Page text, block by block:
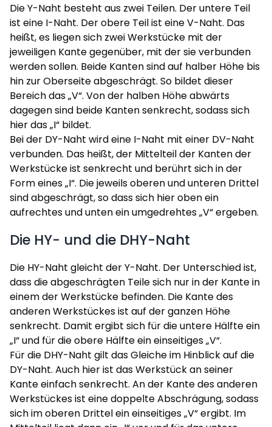
Die Y-Naht besteht aus zwei Teilen. Der untere Teil
ist eine I-Naht. Der obere Teil ist eine V-Naht. Das
heißt, es liegen sich zwei Werkstücke mit der
jeweiligen Kante gegenüber, mit der sie verbunden
werden sollen. Beide Kanten sind auf halber Höhe bis
hin zur Oberseite abgeschrägt. So bildet dieser
Bereich das „V“. Von der halben Höhe abwärts
dagegen sind beide Kanten senkrecht, sodass sich
hier das „I“ bildet.
Bei der DY-Naht wird eine I-Naht mit einer DV-Naht
verbunden. Das heißt, der Mittelteil der Kanten der
Werkstücke ist senkrecht und berührt sich in der
Form eines „I“. Die jeweils oberen und unteren Drittel
sind abgeschrägt, so dass sich hier oben ein
aufrechtes und unten ein umgedrehtes „V“ ergeben.
Die HY- und die DHY-Naht
Die HY-Naht gleicht der Y-Naht. Der Unterschied ist,
dass die abgeschrägten Teile sich nur in der Kante in
einem der Werkstücke befinden. Die Kante des
anderen Werkstückes ist auf der ganzen Höhe
senkrecht. Damit ergibt sich für die untere Hälfte ein
„I“ und für die obere Hälfte ein einseitiges „V“.
Für die DHY-Naht gilt das Gleiche im Hinblick auf die
DY-Naht. Auch hier ist das Werkstück an seiner
Kante einfach senkrecht. An der Kante des anderen
Werkstückes ist eine doppelte Abschrägung, sodass
sich im oberen Drittel ein einseitiges „V“ ergibt. Im